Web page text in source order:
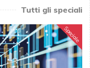
Tutti gli speciali
Speciale